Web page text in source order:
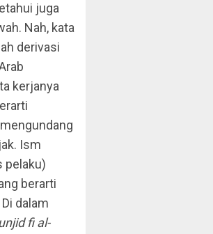
juga
Nah, kata
derivasi
kerjanya
Ism
pelaku)
berarti
dalam
fi al-